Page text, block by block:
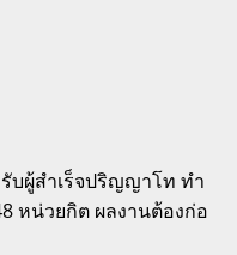
บผู้สำเร็จปริญญาโท ทำ
หน่วยกิต ผลงานต้องก่อ